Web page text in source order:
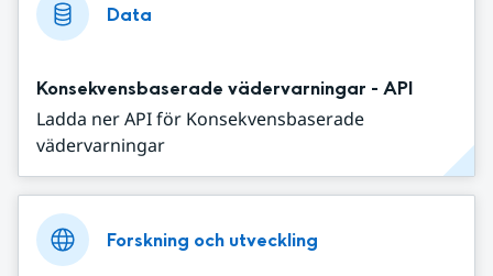
Data
Konsekvensbaserade vädervarningar - API
Ladda ner API för Konsekvensbaserade
vädervarningar
Forskning och utveckling